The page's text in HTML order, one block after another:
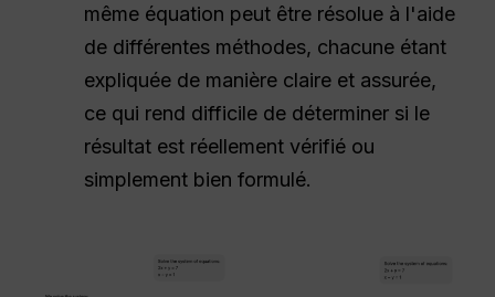
même équation peut être résolue à l'aide
de différentes méthodes, chacune étant
expliquée de manière claire et assurée,
ce qui rend difficile de déterminer si le
résultat est réellement vérifié ou
simplement bien formulé.